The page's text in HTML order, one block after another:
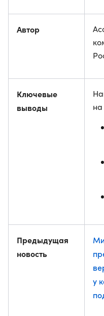
Автор
Ключевые
выводы
на
Предыдущая
новость
у